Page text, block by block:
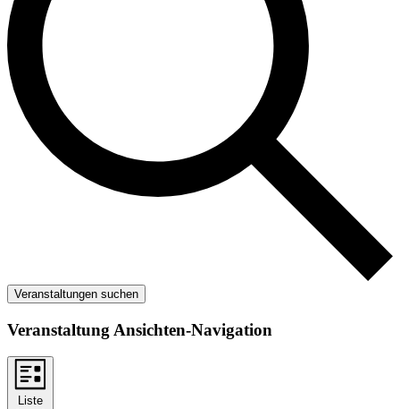
Veranstaltungen suchen
Veranstaltung Ansichten-Navigation
Liste